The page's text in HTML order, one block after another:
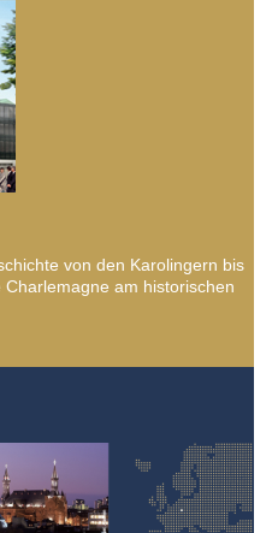
von den Karolingern bis
am historischen